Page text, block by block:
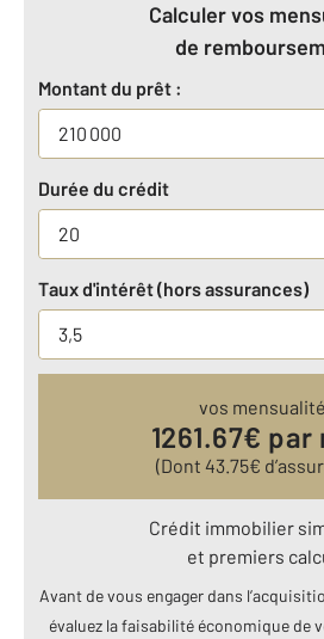
Calculer vos
de
Montant du prêt :
Durée du crédit
Taux d'intérêt (hors assurances)
vos
1261.67€ par
(Dont 43.75€
Crédit immobilier
et premiers
Avant de vous engager dans
évaluez la faisabilité économique de